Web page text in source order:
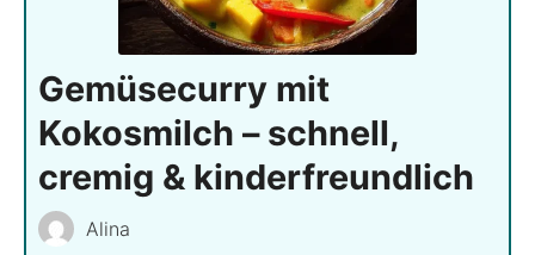
Gemüsecurry mit
Kokosmilch – schnell,
cremig & kinderfreundlich
Alina